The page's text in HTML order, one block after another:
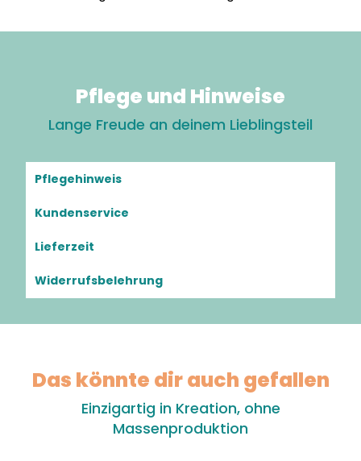
Pflege und Hinweise
Lange Freude an deinem Lieblingsteil
Pflegehinweis
Kundenservice
Lieferzeit
Widerrufsbelehrung
Das könnte dir auch gefallen
Einzigartig in Kreation, ohne
Massenproduktion